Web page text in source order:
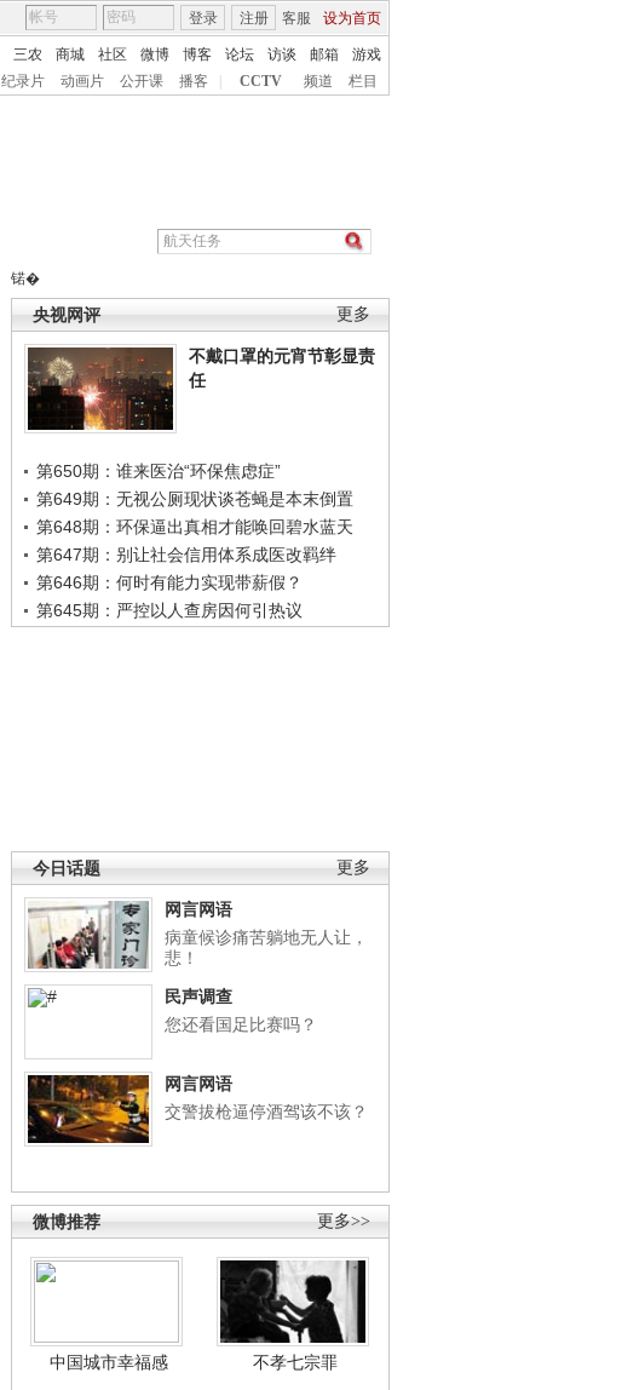
客服 设为首页
登录 注册
三农 商城 社区 微博 博客 论坛 访谈 邮箱
游戏
纪录片 动画片 公开课 播客 CCTV 频道 栏目
锘�
更多
央视网评
不戴口罩的元宵节彰显责
任
第650期：谁来医治“环保焦虑症”
第649期：无视公厕现状谈苍蝇是本末倒置
第648期：环保逼出真相才能唤回碧水蓝天
第647期：别让社会信用体系成医改羁绊
第646期：何时有能力实现带薪假？
第645期：严控以人查房因何引热议
更多
今日话题
网言网语
病童候诊痛苦躺地无人让，
悲！
民声调查
您还看国足比赛吗？
网言网语
交警拔枪逼停酒驾该不该？
更多>>
微博推荐
中国城市幸福感
不孝七宗罪